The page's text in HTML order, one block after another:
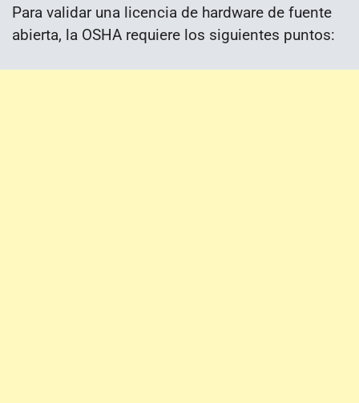
Para validar una licencia de hardware de fuente
abierta, la OSHA requiere los siguientes puntos: